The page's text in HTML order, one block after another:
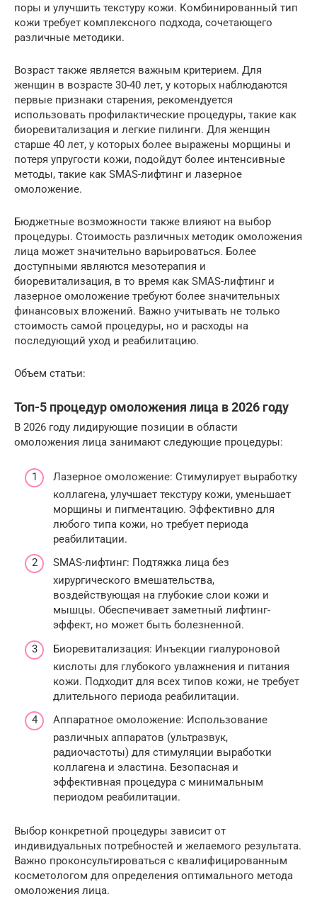
поры и улучшить текстуру кожи. Комбинированный тип
кожи требует комплексного подхода, сочетающего
различные методики.
Возраст также является важным критерием. Для
женщин в возрасте 30-40 лет, у которых наблюдаются
первые признаки старения, рекомендуется
использовать профилактические процедуры, такие как
биоревитализация и легкие пилинги. Для женщин
старше 40 лет, у которых более выражены морщины и
потеря упругости кожи, подойдут более интенсивные
методы, такие как SMAS-лифтинг и лазерное
омоложение.
Бюджетные возможности также влияют на выбор
процедуры. Стоимость различных методик омоложения
лица может значительно варьироваться. Более
доступными являются мезотерапия и
биоревитализация, в то время как SMAS-лифтинг и
лазерное омоложение требуют более значительных
финансовых вложений. Важно учитывать не только
стоимость самой процедуры, но и расходы на
последующий уход и реабилитацию.
Объем статьи:
Топ-5 процедур омоложения лица в 2026 году
В 2026 году лидирующие позиции в области
омоложения лица занимают следующие процедуры:
Лазерное омоложение: Стимулирует выработку
коллагена, улучшает текстуру кожи, уменьшает
морщины и пигментацию. Эффективно для
любого типа кожи, но требует периода
реабилитации.
SMAS-лифтинг: Подтяжка лица без
хирургического вмешательства,
воздействующая на глубокие слои кожи и
мышцы. Обеспечивает заметный лифтинг-
эффект, но может быть болезненной.
Биоревитализация: Инъекции гиалуроновой
кислоты для глубокого увлажнения и питания
кожи. Подходит для всех типов кожи, не требует
длительного периода реабилитации.
Аппаратное омоложение: Использование
различных аппаратов (ультразвук,
радиочастоты) для стимуляции выработки
коллагена и эластина. Безопасная и
эффективная процедура с минимальным
периодом реабилитации.
Выбор конкретной процедуры зависит от
индивидуальных потребностей и желаемого результата.
Важно проконсультироваться с квалифицированным
косметологом для определения оптимального метода
омоложения лица.